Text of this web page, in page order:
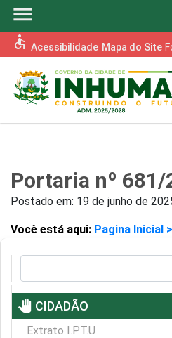
menu
accessible Acessibilidade Mapa do Site
Portaria nº 681/
Postado em: 19 de junho de
Você está aqui: Pagina Inicial >
pan_tool CIDADÃO
Extrato I.P.T.U